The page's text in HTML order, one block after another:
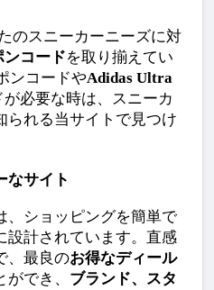
のスニーカーニーズに対
ンコードを取り揃えてい
ンコードやAdidas Ultra
必要な時は、スニーカ
られる当サイトで見つけ
なサイト
、ショッピングを簡単で
設計されています。直感
、最良のお得なディール
でき、 ブランド、スタ